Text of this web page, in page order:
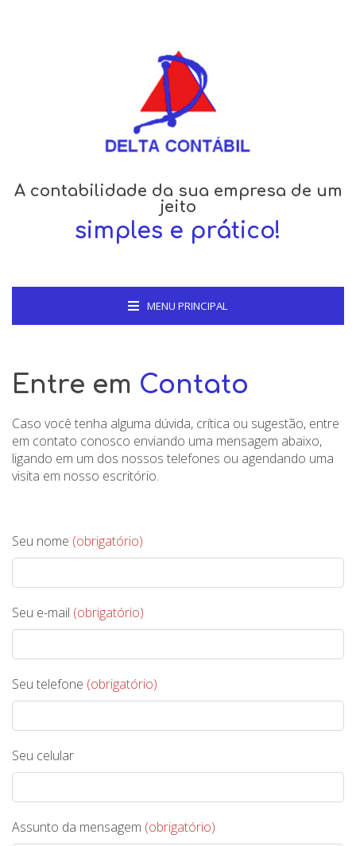
A contabilidade da sua empresa de um
jeito
simples e prático!
MENU PRINCIPAL
Entre em Contato
Caso você tenha alguma dúvida, crítica ou sugestão, entre
em contato conosco enviando uma mensagem abaixo,
ligando em um dos nossos telefones ou agendando uma
visita em nosso escritório.
Seu nome (obrigatório)
Seu e-mail (obrigatório)
Seu telefone (obrigatório)
Seu celular
Assunto da mensagem (obrigatório)